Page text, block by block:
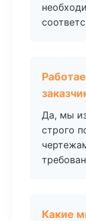
Да, мы
строго
Какие